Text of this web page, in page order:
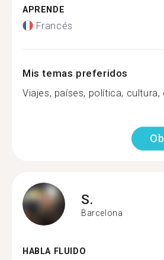
APRENDE
Francés
Mis temas preferidos
Viajes, países, política, cultura,
S.
Barcelona
HABLA FLUIDO